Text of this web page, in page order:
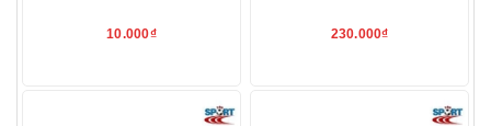
10.000₫ 230.000₫